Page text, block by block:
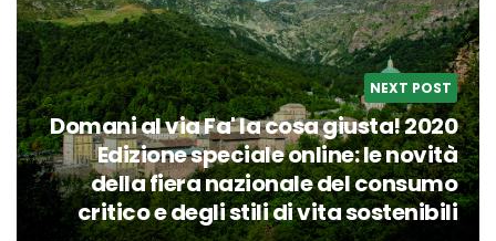
NEXT POST
Domani al via Fa' la cosa giusta! 2020
Edizione speciale online: le novità
della fiera nazionale del consumo
critico e degli stili di vita sostenibili